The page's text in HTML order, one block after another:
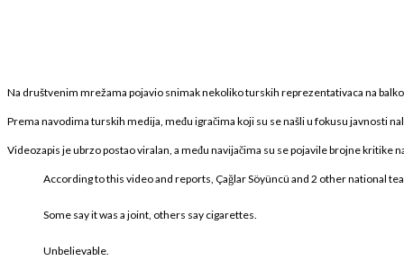
Na društvenim mrežama pojavio snimak nekoliko turskih reprezentativaca na
Prema navodima turskih medija, među igračima koji su se našli u fokusu javnosti
Videozapis je ubrzo postao viralan, a među navijačima su se pojavile brojne kritike
According to this video and reports, Çağlar Söyüncü and 2 other national
Some say it was a joint, others say cigarettes.
Unbelievable.